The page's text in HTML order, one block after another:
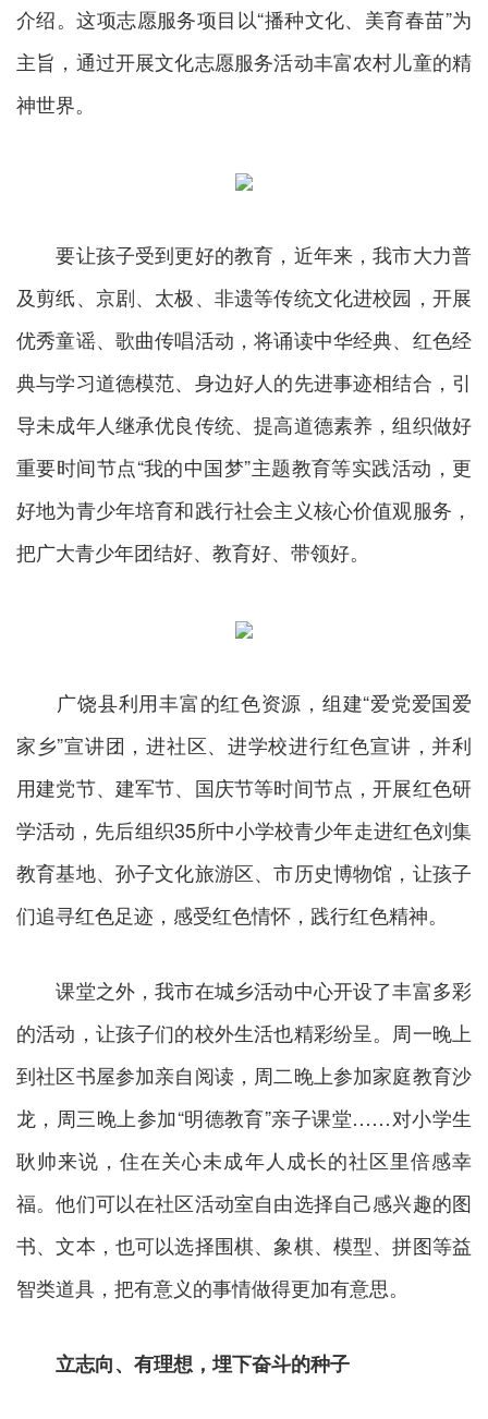
介绍。这项志愿服务项目以“播种文化、美育春苗”为
主旨，通过开展文化志愿服务活动丰富农村儿童的精
神世界。
要让孩子受到更好的教育，近年来，我市大力普
及剪纸、京剧、太极、非遗等传统文化进校园，开展
优秀童谣、歌曲传唱活动，将诵读中华经典、红色经
典与学习道德模范、身边好人的先进事迹相结合，引
导未成年人继承优良传统、提高道德素养，组织做好
重要时间节点“我的中国梦”主题教育等实践活动，更
好地为青少年培育和践行社会主义核心价值观服务，
把广大青少年团结好、教育好、带领好。
广饶县利用丰富的红色资源，组建“爱党爱国爱
家乡”宣讲团，进社区、进学校进行红色宣讲，并利
用建党节、建军节、国庆节等时间节点，开展红色研
学活动，先后组织35所中小学校青少年走进红色刘集
教育基地、孙子文化旅游区、市历史博物馆，让孩子
们追寻红色足迹，感受红色情怀，践行红色精神。
课堂之外，我市在城乡活动中心开设了丰富多彩
的活动，让孩子们的校外生活也精彩纷呈。周一晚上
到社区书屋参加亲自阅读，周二晚上参加家庭教育沙
龙，周三晚上参加“明德教育”亲子课堂……对小学生
耿帅来说，住在关心未成年人成长的社区里倍感幸
福。他们可以在社区活动室自由选择自己感兴趣的图
书、文本，也可以选择围棋、象棋、模型、拼图等益
智类道具，把有意义的事情做得更加有意思。
立志向、有理想，埋下奋斗的种子